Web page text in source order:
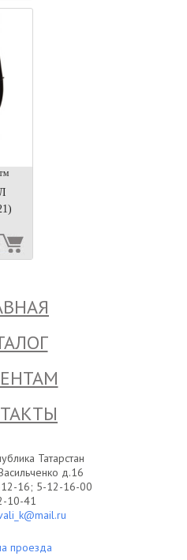
Татарстан
д.16
16; 5-12-16-00
10-41
проезда